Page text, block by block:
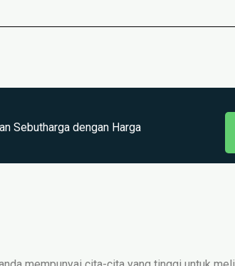
Sebutharga dengan Harga